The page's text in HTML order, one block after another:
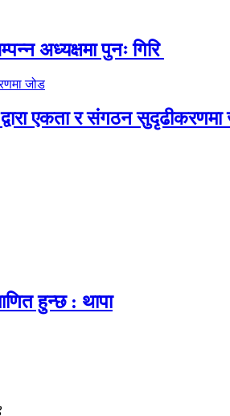
अध्यक्षमा पुनः गिरि
द्वारा एकता र संगठन
हुन्छ : थापा